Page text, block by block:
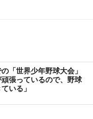
「世界少年野球大会」
張っているので、野球
いる」